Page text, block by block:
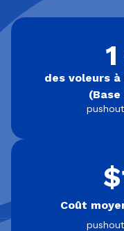
des voleurs
Coût